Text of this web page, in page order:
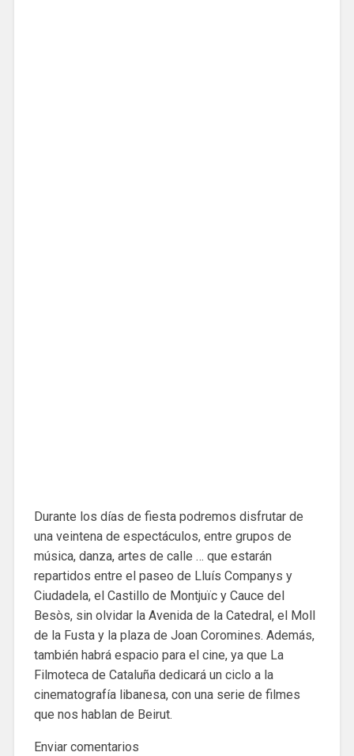
Durante los días de fiesta podremos disfrutar de
una veintena de espectáculos, entre grupos de
música, danza, artes de calle … que estarán
repartidos entre el paseo de Lluís Companys y
Ciudadela, el Castillo de Montjuïc y Cauce del
Besòs, sin olvidar la Avenida de la Catedral, el Moll
de la Fusta y la plaza de Joan Coromines. Además,
también habrá espacio para el cine, ya que La
Filmoteca de Cataluña dedicará un ciclo a la
cinematografía libanesa, con una serie de filmes
que nos hablan de Beirut.
Enviar comentarios